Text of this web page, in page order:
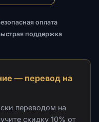
оплата
поддержка
— перевод на
переводом на
скидку 10% от